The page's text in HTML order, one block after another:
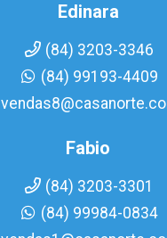
Edinara
(84) 3203-3346
(84) 99193-4409
Fabio
(84) 3203-3301
(84) 99984-0834